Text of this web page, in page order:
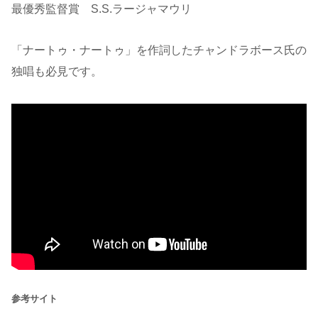
最優秀監督賞 S.S.ラージャマウリ
「ナートゥ・ナートゥ」を作詞したチャンドラボース氏の
独唱も必見です。
参考サイト